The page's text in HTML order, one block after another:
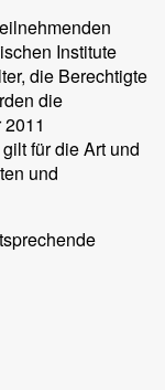
Institute
die Berechtigte
die
für die Art und
und